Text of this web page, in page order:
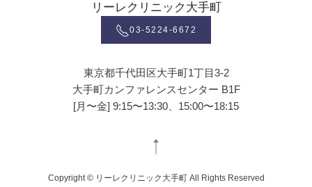
リーレクリニック大手町
03-5224-6672
東京都千代田区大手町1丁目3-2
大手町カンファレンスセンター B1F
[月〜金] 9:15〜13:30、15:00〜18:15
Copyright © リーレクリニック大手町 All Rights Reserved